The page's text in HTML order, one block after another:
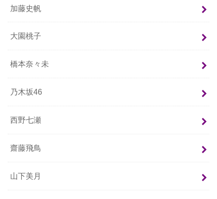
加藤史帆
大園桃子
橋本奈々未
乃木坂46
西野七瀬
齋藤飛鳥
山下美月